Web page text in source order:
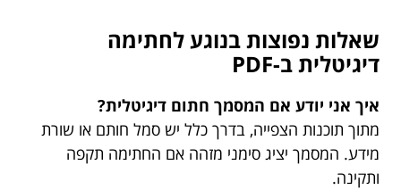
שאלות נפוצות בנוגע לחתימה
דיגיטלית ב-PDF
איך אני יודע אם המסמך חתום דיגיטלית?
מתוך תוכנות הצפייה, בדרך כלל יש סמל חותם או שורת
מידע. המסמך יציג סימני מזהה אם החתימה תקפה
ותקינה.